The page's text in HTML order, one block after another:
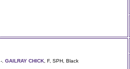
-.GAILRAY CHICK , F, SPH, Black